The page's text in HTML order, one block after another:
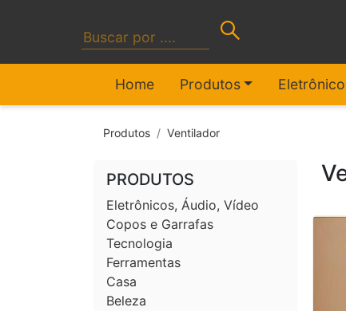
Home Produtos
Produtos Ventilador
PRODUTOS
Eletrônicos, Áudio, Vídeo
Copos e Garrafas
Tecnologia
Ferramentas
Casa
Beleza